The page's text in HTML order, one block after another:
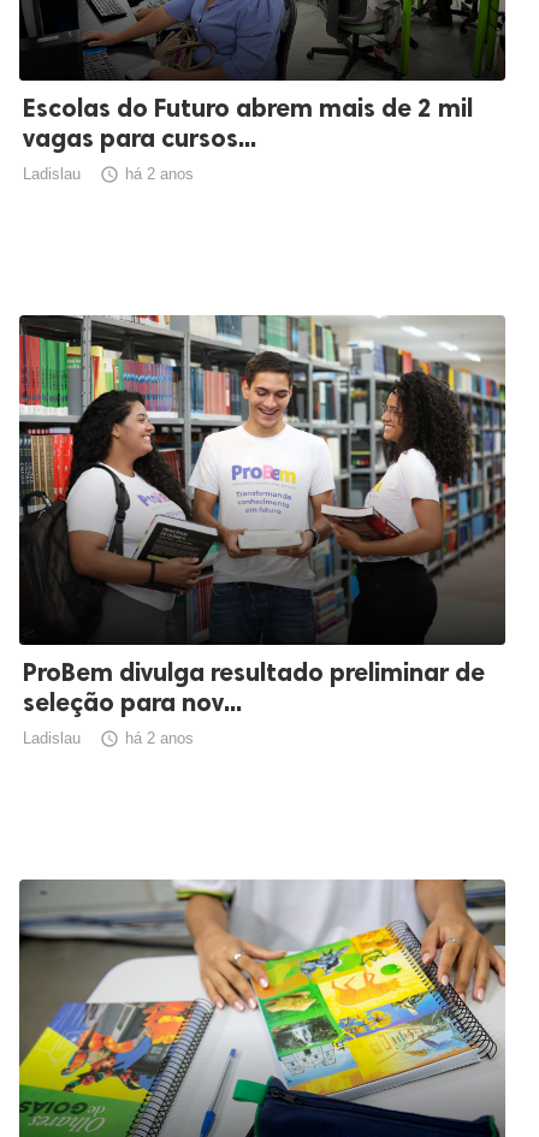
Escolas do Futuro abrem mais de 2 mil
vagas para cursos...
Ladislau  há 2 anos
ProBem divulga resultado preliminar de
seleção para nov...
Ladislau  há 2 anos